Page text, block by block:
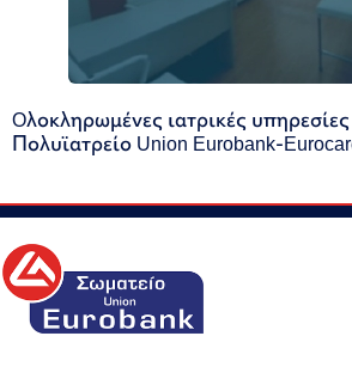
Oλοκληρωμένες ιατρικές
Πολυϊατρείο Union Eurobank-